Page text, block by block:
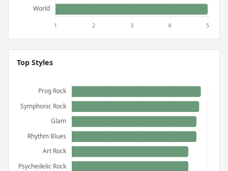
Top Styles